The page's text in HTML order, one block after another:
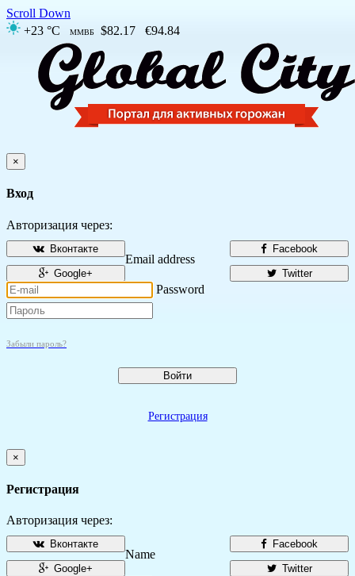
Scroll Down
+23 °C
ММВБ $82.17 €94.84
×
Вход
Авторизация через:
Facebook
Вконтакте
Twitter
Google+
Email address
Password
Забыли пароль?
Войти
Регистрация
×
Регистрация
Авторизация через:
Facebook
Вконтакте
Twitter
Google+
Name